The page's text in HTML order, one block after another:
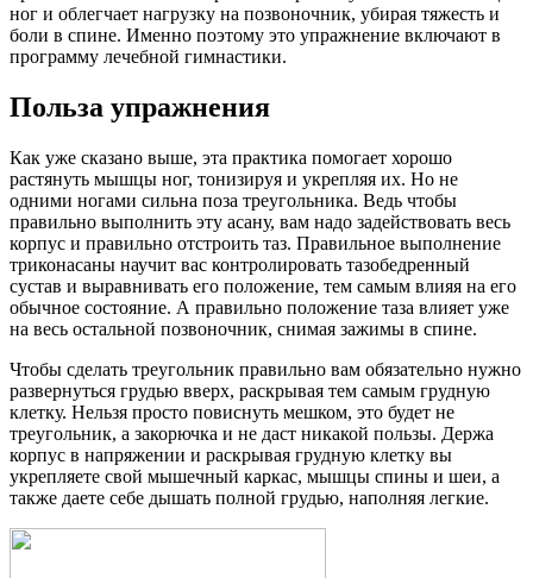
ног и облегчает нагрузку на позвоночник, убирая тяжесть и
боли в спине. Именно поэтому это упражнение включают в
программу лечебной гимнастики.
Польза упражнения
Как уже сказано выше, эта практика помогает хорошо
растянуть мышцы ног, тонизируя и укрепляя их. Но не
одними ногами сильна поза треугольника. Ведь чтобы
правильно выполнить эту асану, вам надо задействовать весь
корпус и правильно отстроить таз. Правильное выполнение
триконасаны научит вас контролировать тазобедренный
сустав и выравнивать его положение, тем самым влияя на его
обычное состояние. А правильно положение таза влияет уже
на весь остальной позвоночник, снимая зажимы в спине.
Чтобы сделать треугольник правильно вам обязательно нужно
развернуться грудью вверх, раскрывая тем самым грудную
клетку. Нельзя просто повиснуть мешком, это будет не
треугольник, а закорючка и не даст никакой пользы. Держа
корпус в напряжении и раскрывая грудную клетку вы
укрепляете свой мышечный каркас, мышцы спины и шеи, а
также даете себе дышать полной грудью, наполняя легкие.